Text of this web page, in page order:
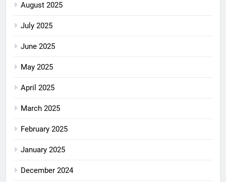
August 2025
July 2025
June 2025
May 2025
April 2025
March 2025
February 2025
January 2025
December 2024